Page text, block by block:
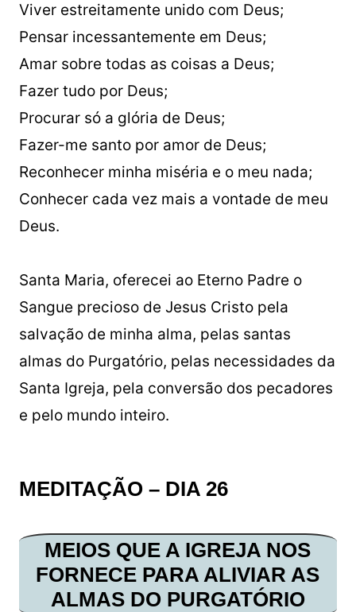
Viver estreitamente unido com Deus;
Pensar incessantemente em Deus;
Amar sobre todas as coisas a Deus;
Fazer tudo por Deus;
Procurar só a glória de Deus;
Fazer-me santo por amor de Deus;
Reconhecer minha miséria e o meu nada;
Conhecer cada vez mais a vontade de meu
Deus.
Santa Maria, oferecei ao Eterno Padre o
Sangue precioso de Jesus Cristo pela
salvação de minha alma, pelas santas
almas do Purgatório, pelas necessidades da
Santa Igreja, pela conversão dos pecadores
e pelo mundo inteiro.
MEDITAÇÃO – DIA 26
MEIOS QUE A IGREJA NOS
FORNECE PARA ALIVIAR AS
ALMAS DO PURGATÓRIO